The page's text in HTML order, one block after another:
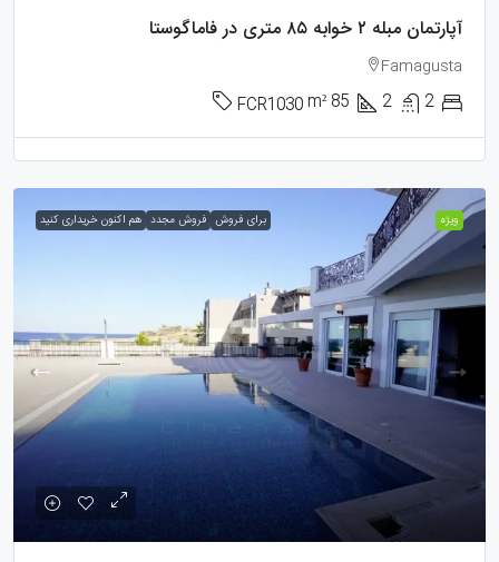
آپارتمان مبله ۲ خوابه ۸۵ متری در فاماگوستا
Famagusta
2
2
85
m²
FCR1030
ویژه برای فروش فروش مجدد هم اکنون خریداری کنید